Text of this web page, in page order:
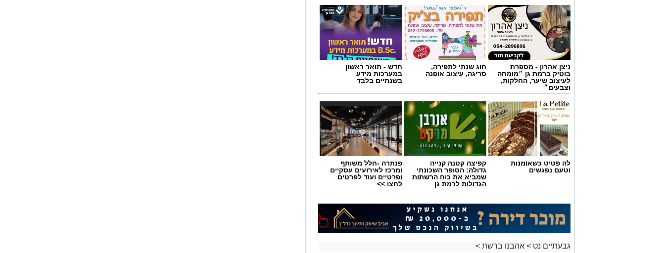
ניצן אהרון - מספרת
בוטיק ברמת גן ״מומחה
לעיצוב שיער, החלקות,
וצבעים״
חוג שנתי לתפירה,
סריגה, עיצוב אופנה
חדש - תואר ראשון
במערכות מידע
בשנתיים בלבד
לה פטיט כשאומנות
וטעם נפגשים
קפיצה קטנה קנייה
גדולה: הסופר השכונתי
שמביא את כוח הרשתות
הגדולות לרמת גן
פנתרה -חלל משותף
ומרכז לאירועים עסקיים
ופרטיים ועוד לפרטים
לחצו >>
גבעתיים נט > אהבנו ברשת >